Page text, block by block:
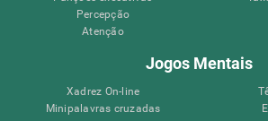
Percepção
Atenção
Jogos Mentais
Xadrez On-line
Minipalavras cruzadas